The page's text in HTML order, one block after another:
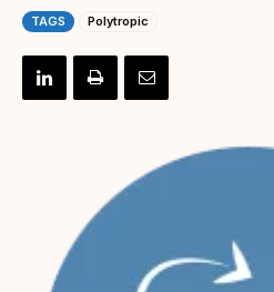
TAGS Polytropic